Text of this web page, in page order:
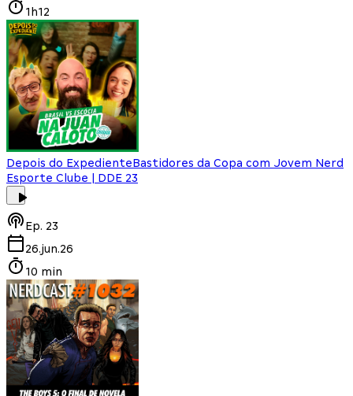
1h12
Depois do ExpedienteBastidores da Copa com Jovem Nerd
Esporte Clube | DDE 23
Ep. 23
26.jun.26
10 min